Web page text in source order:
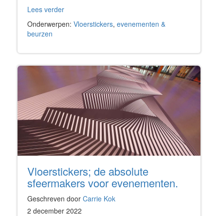
Lees verder
Onderwerpen: Vloerstickers, evenementen &
beurzen
Vloerstickers; de absolute
sfeermakers voor evenementen.
Geschreven door Carrie Kok
2 december 2022